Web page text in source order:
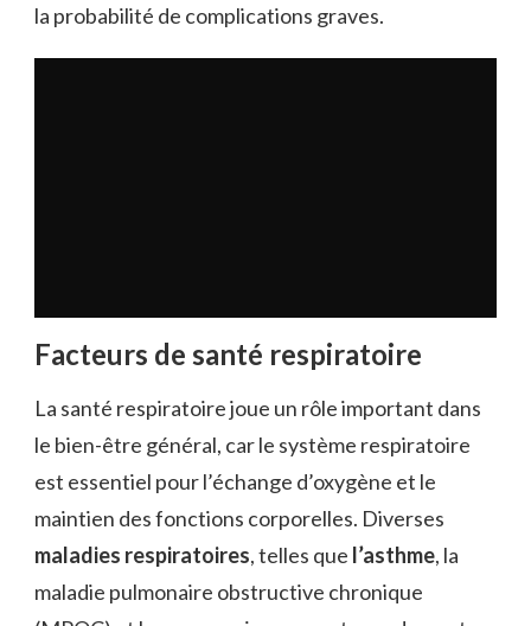
la probabilité de complications graves.
Facteurs de santé respiratoire
La santé respiratoire joue un rôle important dans
le bien-être général, car le système respiratoire
est essentiel pour l’échange d’oxygène et le
maintien des fonctions corporelles. Diverses
maladies respiratoires, telles que l’asthme, la
maladie pulmonaire obstructive chronique